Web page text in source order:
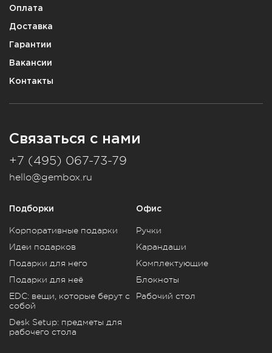
Оплата
Доставка
Гарантии
Вакансии
Контакты
Связаться с нами
+7 (495) 067-73-79
hello@gembox.ru
Подборки
Корпоративные подарки
Идеи подарков
Подарки для него
Подарки для неё
EDC: вещи, которые берут с
собой
Desk Setup: предметы для
рабочего стола
Офис
Ручки
Карандаши
Комплектующие
Блокноты
Рабочий стол